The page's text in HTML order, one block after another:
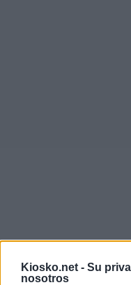
Kiosko.net - Su
nosotros